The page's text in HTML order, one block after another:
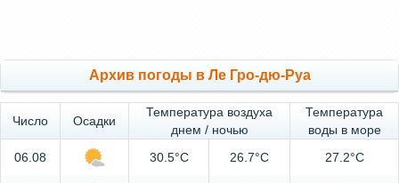
Архив погоды в Ле Гро-дю-Руа
Число Осадки
Температура воздуха
днем / ночью
Температура
воды в море
06.08
30.5°C 26.7°C 27.2°C